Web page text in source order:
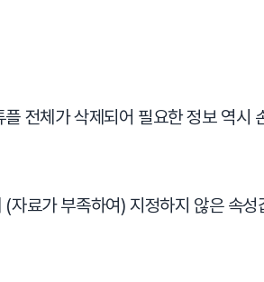
전체가 삭제되어 필요한 정보 역시
자료가 부족하여) 지정하지 않은 속